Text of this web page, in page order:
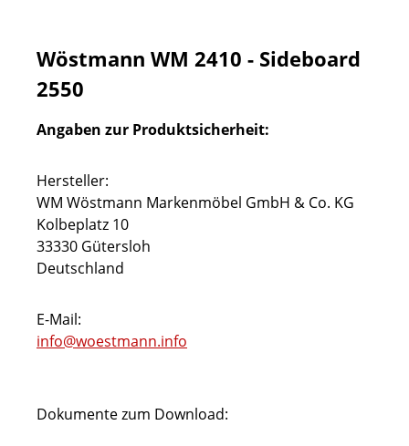
Wöstmann WM 2410 - Sideboard
2550
Angaben zur Produktsicherheit:
Hersteller:
WM Wöstmann Markenmöbel GmbH & Co. KG
Kolbeplatz 10
33330 Gütersloh
Deutschland
E-Mail:
info@woestmann.info
Dokumente zum Download: